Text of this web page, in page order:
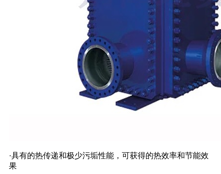
·具有的热传递和极少污垢性能，可获得的热效率和节能效
果